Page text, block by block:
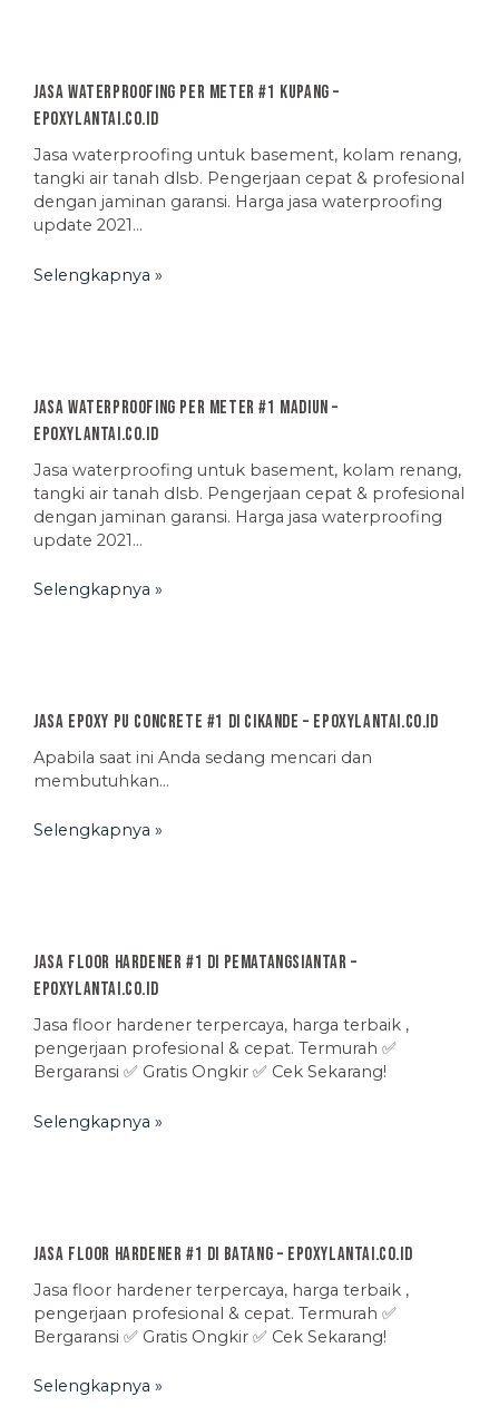
Jasa Waterproofing Per Meter #1 Kupang –
EpoxyLantai.co.id
Jasa waterproofing untuk basement, kolam renang,
tangki air tanah dlsb. Pengerjaan cepat & profesional
dengan jaminan garansi. Harga jasa waterproofing
update 2021…
Selengkapnya »
Jasa Waterproofing Per Meter #1 Madiun –
EpoxyLantai.co.id
Jasa waterproofing untuk basement, kolam renang,
tangki air tanah dlsb. Pengerjaan cepat & profesional
dengan jaminan garansi. Harga jasa waterproofing
update 2021…
Selengkapnya »
Jasa Epoxy PU Concrete #1 di Cikande – EpoxyLantai.co.id
Apabila saat ini Anda sedang mencari dan
membutuhkan…
Selengkapnya »
Jasa Floor Hardener #1 di Pematangsiantar –
EpoxyLantai.co.id
Jasa floor hardener terpercaya, harga terbaik ,
pengerjaan profesional & cepat. Termurah ✅
Bergaransi ✅ Gratis Ongkir ✅ Cek Sekarang!
Selengkapnya »
Jasa Floor Hardener #1 di Batang – EpoxyLantai.co.id
Jasa floor hardener terpercaya, harga terbaik ,
pengerjaan profesional & cepat. Termurah ✅
Bergaransi ✅ Gratis Ongkir ✅ Cek Sekarang!
Selengkapnya »